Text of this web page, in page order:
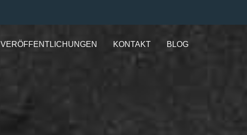
VERÖFFENTLICHUNGEN KONTAKT BLOG